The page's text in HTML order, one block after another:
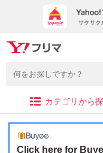
カテゴリから
Click here for